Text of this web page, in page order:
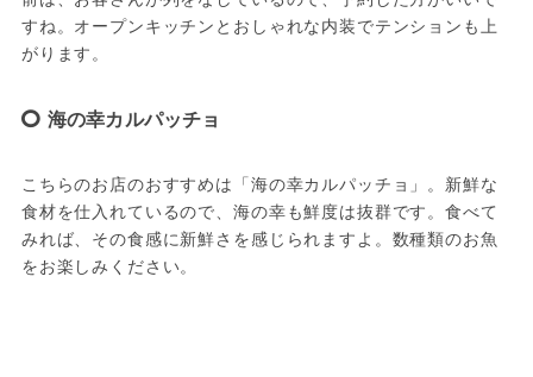
すね。オープンキッチンとおしゃれな内装でテンションも上
がります。
海の幸カルパッチョ
こちらのお店のおすすめは「海の幸カルパッチョ」。新鮮な
食材を仕入れているので、海の幸も鮮度は抜群です。食べて
みれば、その食感に新鮮さを感じられますよ。数種類のお魚
をお楽しみください。